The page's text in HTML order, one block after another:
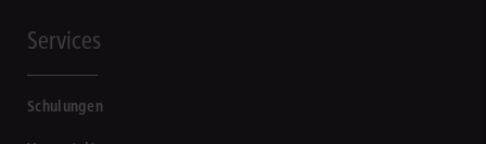
Services
Schulungen